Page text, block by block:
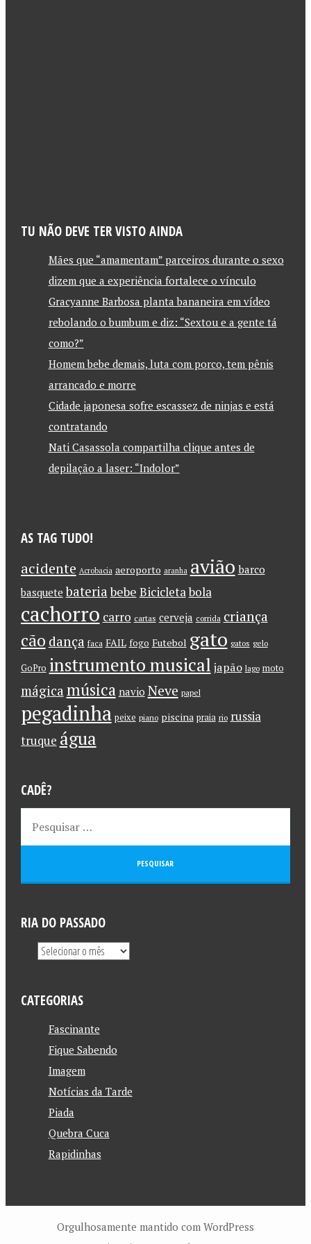
TU NÃO DEVE TER VISTO AINDA
Mães que “amamentam” parceiros durante o sexo
dizem que a experiência fortalece o vínculo
Gracyanne Barbosa planta bananeira em vídeo
rebolando o bumbum e diz: “Sextou e a gente tá
como?”
Homem bebe demais, luta com porco, tem pênis
arrancado e morre
Cidade japonesa sofre escassez de ninjas e está
contratando
Nati Casassola compartilha clique antes de
depilação a laser: “Indolor”
AS TAG TUDO!
acidente Acrobacia aeroporto aranha avião barco
basquete bateria bebe Bicicletabola
cachorro carro cartas cerveja corrida criança
cão dança faca FAIL fogo Futebol gato gatos gelo
GoPro instrumento musical japão lago moto
mágica música navio Neve papel
pegadinha peixe piano piscina praia rio russia
truque água
CADÊ?
RIA DO PASSADO
CATEGORIAS
Fascinante
Fique Sabendo
Imagem
Notícias da Tarde
Piada
Quebra Cuca
Rapidinhas
Orgulhosamente mantido com WordPress